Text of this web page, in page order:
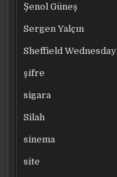
Şenol Güneş
Sergen Yalçın
Sheffield Wednesday
şifre
sigara
Silah
sinema
site